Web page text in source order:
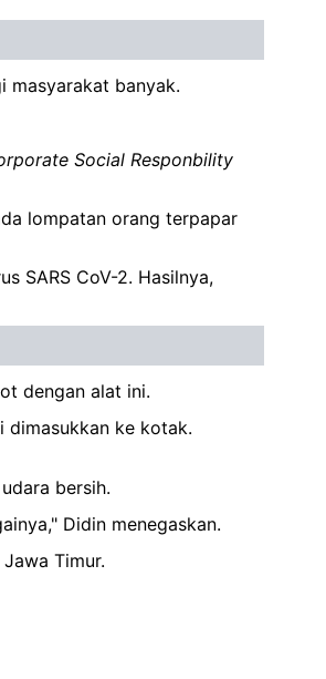
masyarakat banyak.
Social Responbility
lompatan orang terpapar
SARS CoV-2. Hasilnya,
dengan alat ini.
dimasukkan ke kotak.
bersih.
Didin menegaskan.
Timur.